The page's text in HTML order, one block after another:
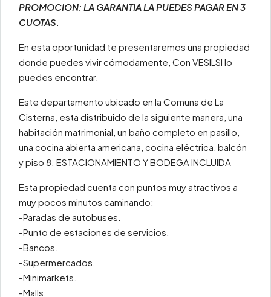
PROMOCION: LA GARANTIA LA PUEDES PAGAR EN 3
CUOTAS.
En esta oportunidad te presentaremos una propiedad
donde puedes vivir cómodamente, Con VESILSI lo
puedes encontrar.
Este departamento ubicado en la Comuna de La
Cisterna, esta distribuido de la siguiente manera, una
habitación matrimonial, un baño completo en pasillo,
una cocina abierta americana, cocina eléctrica, balcón
y piso 8. ESTACIONAMIENTO Y BODEGA INCLUIDA
Esta propiedad cuenta con puntos muy atractivos a
muy pocos minutos caminando:
-Paradas de autobuses.
-Punto de estaciones de servicios.
-Bancos.
-Supermercados.
-Minimarkets.
-Malls.